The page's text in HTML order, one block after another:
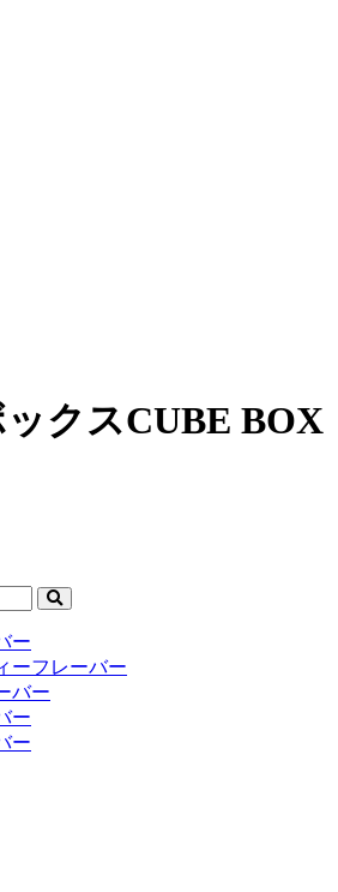
クスCUBE BOX
ー
ーフレーバー
バー
ー
ー